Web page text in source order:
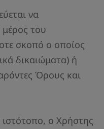
να
του
σκοπό ο οποίος
δικαιώματα) ή
Όρους και
ο Χρήστης